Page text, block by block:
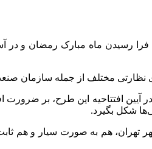
نظارتی مختلف از جمله سازمان
آیین افتتاحیه این طرح، بر ضرورت
شکل بگیرد.
تهران، هم به صورت سیار و هم